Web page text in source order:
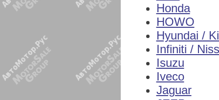
Honda
HOWO
Hyundai /
Infiniti /
Isuzu
Iveco
Jaguar